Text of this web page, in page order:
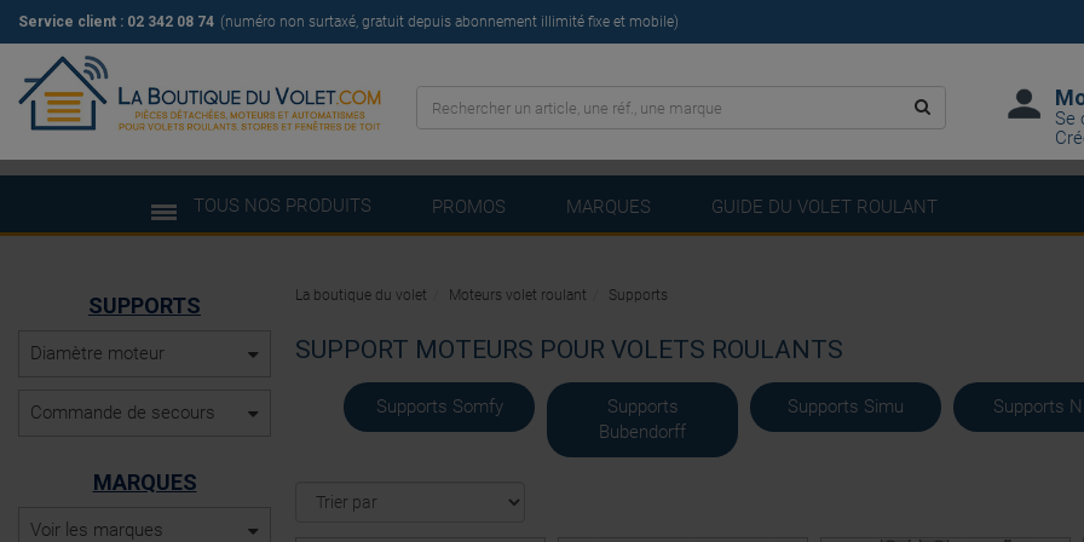
Service client : 02 342 08 74 (numéro non surtaxé, gratuit depuis abonnement illimité fixe et mobile)
Se
TOUS NOS PRODUITS PROMOS MARQUES GUIDE DU VOLET ROULANT
SUPPORT MOTEURS POUR VOLETS ROULANTS
Supports Somfy
Supports
Bubendorff
Supports Simu Supports
La boutique du volet Moteurs volet roulant Supports
SUPPORTS
Diamètre moteur
Commande de secours
MARQUES
Voir les marques